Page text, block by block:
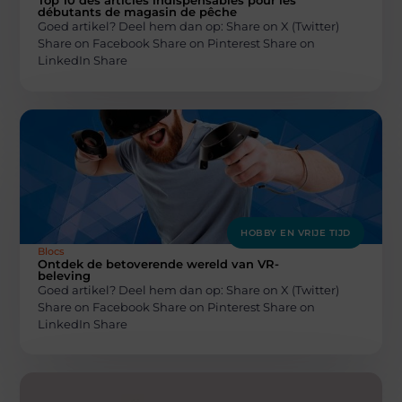
débutants de magasin de pêche
Goed artikel? Deel hem dan op: Share on X (Twitter)
Share on Facebook Share on Pinterest Share on
LinkedIn Share
HOBBY EN VRIJE TIJD
Blocs
Ontdek de betoverende wereld van VR-
beleving
Goed artikel? Deel hem dan op: Share on X (Twitter)
Share on Facebook Share on Pinterest Share on
LinkedIn Share